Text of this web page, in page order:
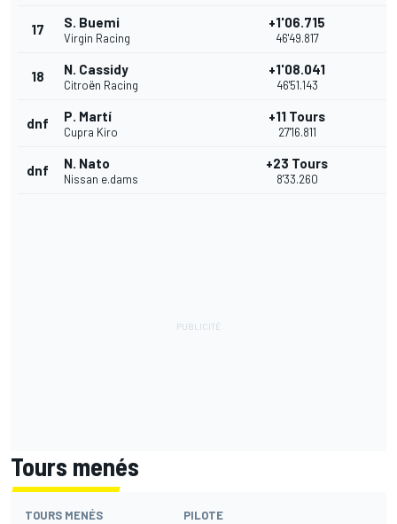
17 S. Buemi
Virgin Racing
+1'06.715
46'49.817
18 N. Cassidy
Citroën Racing
+1'08.041
46'51.143
dnf P. Martí
Cupra Kiro
+11 Tours
27'16.811
dnf N. Nato
Nissan e.dams
+23 Tours
8'33.260
Tours menés
TOURS MENÉS PILOTE